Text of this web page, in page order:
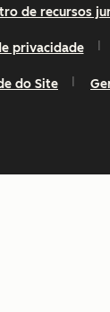
de recursos
privacidade
do Site